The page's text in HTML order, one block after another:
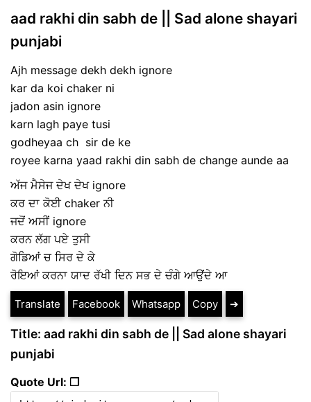
aad rakhi din sabh de || Sad alone shayari
punjabi
Ajh message dekh dekh ignore
kar da koi chaker ni
jadon asin ignore
karn lagh paye tusi
godheyaa ch sir de ke
royee karna yaad rakhi din sabh de change aunde aa
ਅੱਜ ਮੈਸੇਜ ਦੇਖ ਦੇਖ ignore
ਕਰ ਦਾ ਕੋਈ chaker ਨੀ
ਜਦੋਂ ਅਸੀਂ ignore
ਕਰਨ ਲੱਗ ਪਏ ਤੁਸੀ
ਗੋਡਿਆਂ ਚ ਸਿਰ ਦੇ ਕੇ
ਰੋਇਆਂ ਕਰਨਾ ਯਾਦ ਰੱਖੀ ਦਿਨ ਸਭ ਦੇ ਚੰਗੇ ਆਉਂਦੇ ਆ
Translate Facebook Whatsapp Copy ➔
Title: aad rakhi din sabh de || Sad alone shayari
punjabi
Quote Url: ❐